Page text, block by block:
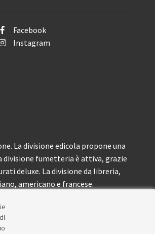
Facebook
Instagram
La divisione edicola propone una
divisione fumetteria è attiva, grazie
deluxe. La divisione da libreria,
americano e francese.